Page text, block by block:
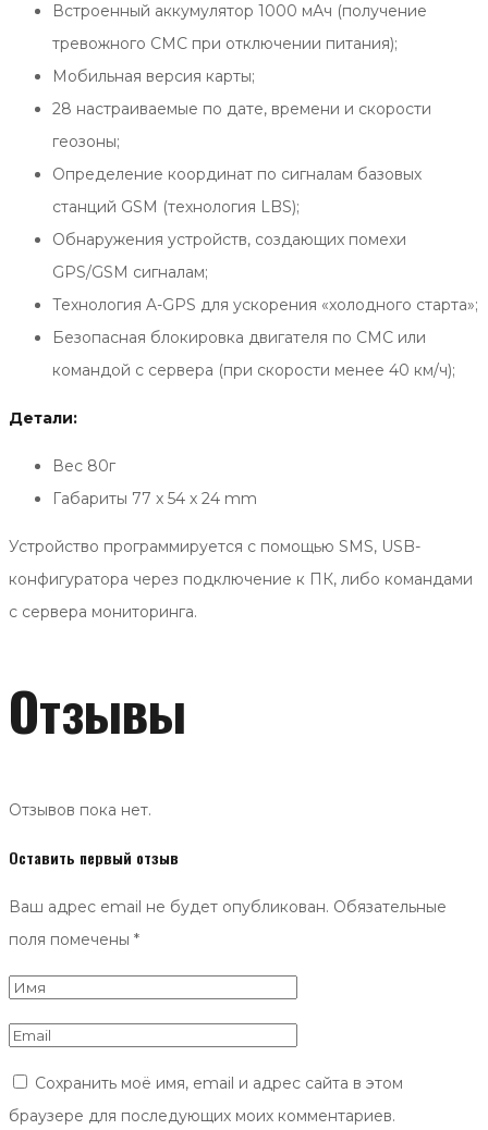
Встроенный аккумулятор 1000 мАч (получение
тревожного СМС при отключении питания);
Мобильная версия карты;
28 настраиваемые по дате, времени и скорости
геозоны;
Определение координат по сигналам базовых
станций GSM (технология LBS);
Обнаружения устройств, создающих помехи
GPS/GSM сигналам;
Технология A-GPS для ускорения «холодного старта»;
Безопасная блокировка двигателя по СМС или
командой с сервера (при скорости менее 40 км/ч);
Детали:
Вес 80г
Габариты 77 x 54 x 24 mm
Устройство программируется с помощью SMS, USB-
конфигуратора через подключение к ПК, либо командами
с сервера мониторинга.
Отзывы
Отзывов пока нет.
Оставить первый отзыв
Ваш адрес email не будет опубликован. Обязательные
поля помечены *
Сохранить моё имя, email и адрес сайта в этом
браузере для последующих моих комментариев.